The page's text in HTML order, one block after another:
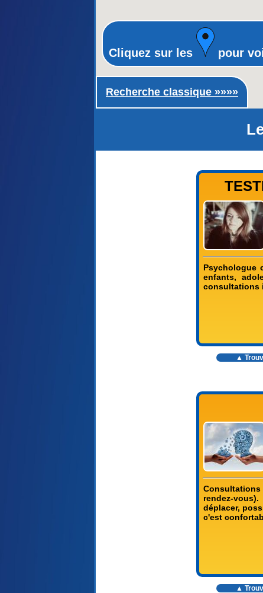
Recherche classique ►
Recherche classique »»»»
Cliquez sur les pour
Psychologue
enfants,
consultations
▲
rendez-
déplacer,
c'est
▲